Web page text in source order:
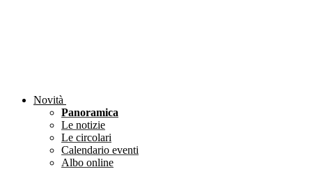
Novità
Panoramica
Le notizie
Le circolari
Calendario eventi
Albo online